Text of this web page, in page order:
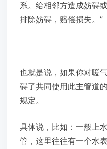
系。给相邻方造成妨碍
排除妨碍，赔偿损失。”
也就是说，如果你对暖
碍了共同使用此主管道
规定。
具体说，比如：一般上
管，这里往往有一个水